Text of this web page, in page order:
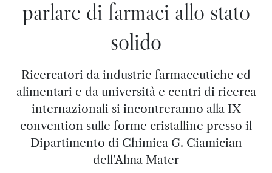
parlare di farmaci allo stato
solido
Ricercatori da industrie farmaceutiche ed
alimentari e da università e centri di ricerca
internazionali si incontreranno alla IX
convention sulle forme cristalline presso il
Dipartimento di Chimica G. Ciamician
dell'Alma Mater